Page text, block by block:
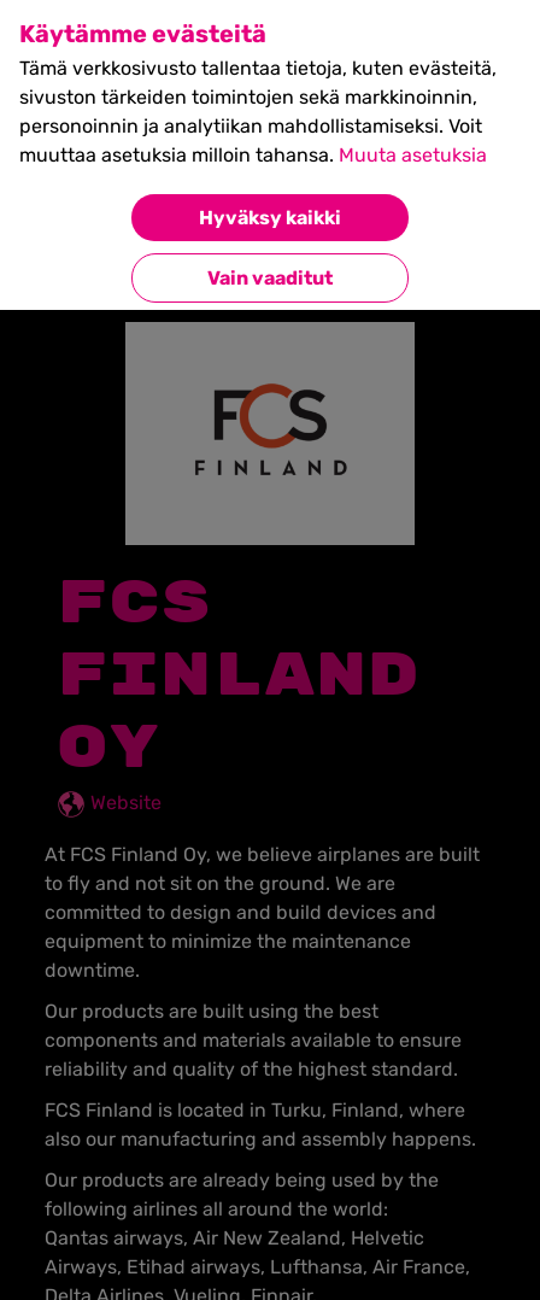
Käytämme evästeitä
Tämä verkkosivusto tallentaa tietoja, kuten evästeitä,
sivuston tärkeiden toimintojen sekä markkinoinnin,
personoinnin ja analytiikan mahdollistamiseksi. Voit
muuttaa asetuksia milloin tahansa. Muuta asetuksia
Hyväksy kaikki
Vain vaaditut
SHIFT Business Festival
27.5.2027, Turku - liput
myynnissä nyt! >>
Partners»FCS Finland Oy
Takaisin kumppaneihin
FCS
FINLAND
OY
Website
At FCS Finland Oy, we believe airplanes are built
to fly and not sit on the ground. We are
committed to design and build devices and
equipment to minimize the maintenance
downtime.
Our products are built using the best
components and materials available to ensure
reliability and quality of the highest standard.
FCS Finland is located in Turku, Finland, where
also our manufacturing and assembly happens.
Our products are already being used by the
following airlines all around the world:
Qantas airways, Air New Zealand, Helvetic
Airways, Etihad airways, Lufthansa, Air France,